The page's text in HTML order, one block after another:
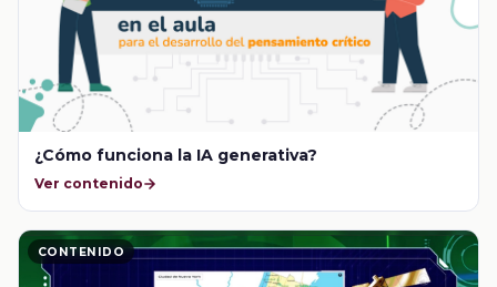
¿Cómo funciona la IA generativa?
Ver contenido
CONTENIDO